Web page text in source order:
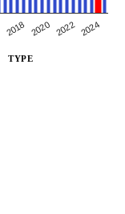
2018 2020 2022 2024
TYPE